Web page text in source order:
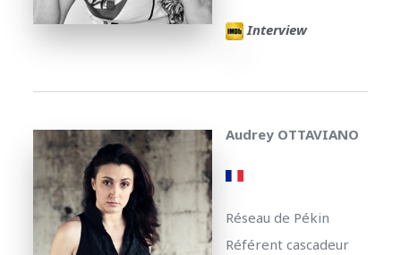
Interview
Audrey OTTAVIANO
Réseau de Pékin
Référent cascadeur